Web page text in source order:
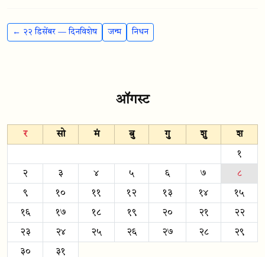
← २२ डिसेंबर — दिनविशेष जन्म निधन
ऑगस्ट
र सो मं बु गु शु श
१
२ ३ ४ ५ ६ ७ ८
९ १० ११ १२ १३ १४ १५
१६ १७ १८ १९ २० २१ २२
२३ २४ २५ २६ २७ २८ २९
३० ३१